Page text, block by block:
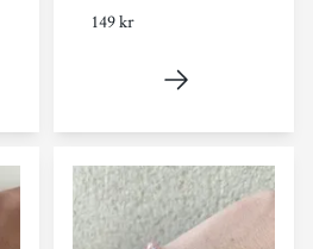
149 kr